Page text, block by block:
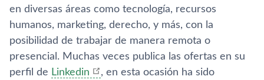
en diversas áreas como tecnología, recursos
humanos, marketing, derecho, y más, con la
posibilidad de trabajar de manera remota o
presencial. Muchas veces publica las ofertas en su
perfil de Linkedin
, en esta ocasión ha sido